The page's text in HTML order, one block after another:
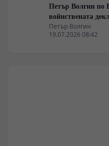
Петър Волгин по
войнствената
Петър Волгин
19.07.2026 08:42